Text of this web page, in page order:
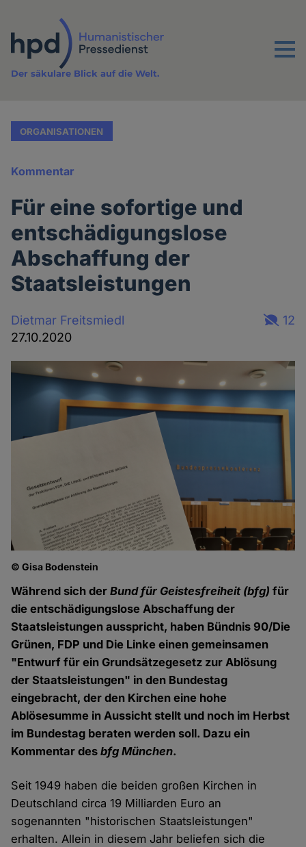
Inhalt
Menu
Der säkulare Blick auf die Welt.
ORGANISATIONEN
Kommentar
Für eine sofortige und
entschädigungslose
Abschaffung der
Staatsleistungen
Dietmar Freitsmiedl
27.10.2020
12
© Gisa Bodenstein
Während sich derBund für Geistesfreiheit (bfg) für
die entschädigungslose Abschaffung der
Staatsleistungen ausspricht, haben Bündnis 90/Die
Grünen, FDP und Die Linke einen gemeinsamen
"Entwurf für ein Grundsätzegesetz zur Ablösung
der Staatsleistungen" in den Bundestag
eingebracht, der den Kirchen eine hohe
Ablösesumme in Aussicht stellt und noch im Herbst
im Bundestag beraten werden soll. Dazu ein
Kommentar desbfg München.
Seit 1949 haben die beiden großen Kirchen in
Deutschland circa 19 Milliarden Euro an
sogenannten "historischen Staatsleistungen"
erhalten. Allein in diesem Jahr beliefen sich die